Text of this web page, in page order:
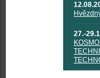
27.-